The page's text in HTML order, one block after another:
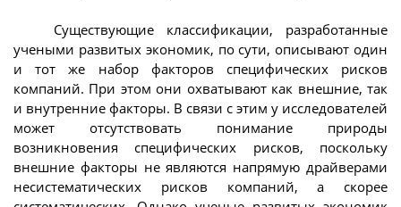
Существующие классификации, разработанные
учеными развитых экономик, по сути, описывают один
и тот же набор факторов специфических рисков
компаний. При этом они охватывают как внешние, так
и внутренние факторы. В связи с этим у исследователей
может отсутствовать понимание природы
возникновения специфических рисков, поскольку
внешние факторы не являются напрямую драйверами
несистематических рисков компаний, а скорее